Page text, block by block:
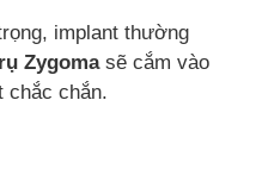
implant thường
Zygomasẽ cắm vào
chắc chắn.